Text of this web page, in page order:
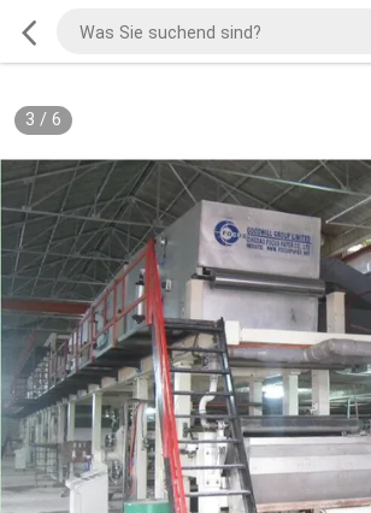
3 / 6